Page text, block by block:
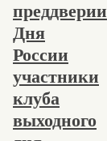
преддверии
Дня
России
участники
клуба
выходного